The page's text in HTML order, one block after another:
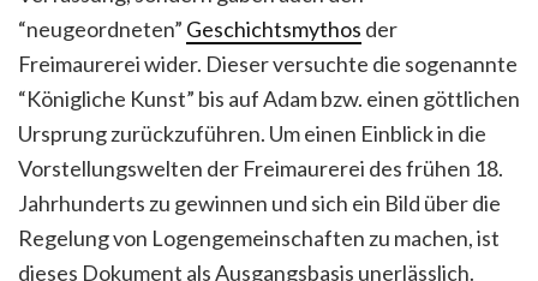
“neugeordneten” Geschichtsmythos der
Freimaurerei wider. Dieser versuchte die sogenannte
“Königliche Kunst” bis auf Adam bzw. einen göttlichen
Ursprung zurückzuführen. Um einen Einblick in die
Vorstellungswelten der Freimaurerei des frühen 18.
Jahrhunderts zu gewinnen und sich ein Bild über die
Regelung von Logengemeinschaften zu machen, ist
dieses Dokument als Ausgangsbasis unerlässlich.